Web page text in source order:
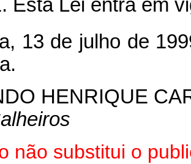
Esta Lei entra em
13 de julho de
HENRIQUE
não substitui o